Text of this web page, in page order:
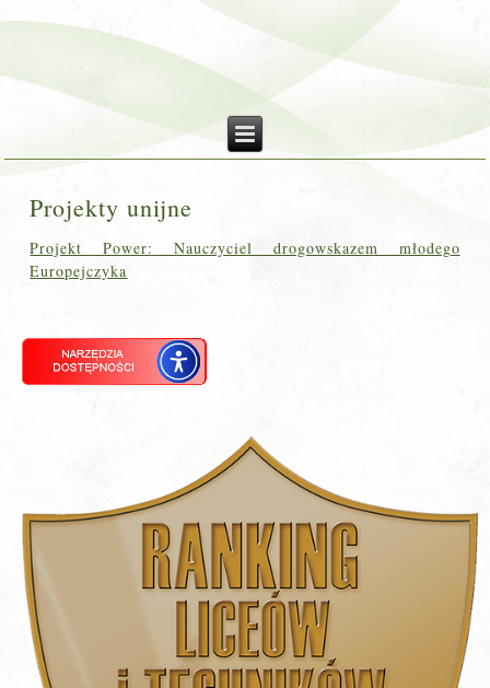
Projekty unijne
Projekt Power: Nauczyciel drogowskazem młodego
Europejczyka